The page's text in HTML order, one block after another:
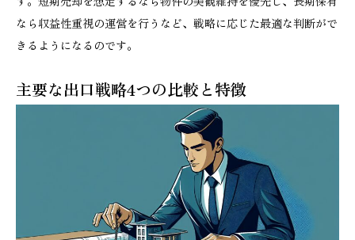
なら収益性重視の運営を行うなど、戦略に応じた最適な判断がで
きるようになるのです。
主要な出口戦略4つの比較と特徴